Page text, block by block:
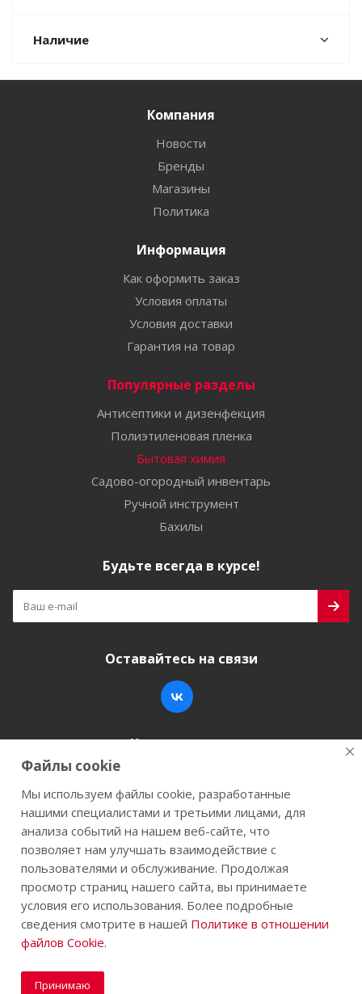
Наличие
Компания
Новости
Бренды
Магазины
Политика
Информация
Как оформить заказ
Условия оплаты
Условия доставки
Гарантия на товар
Популярные разделы
Антисептики и дизенфекция
Полиэтиленовая пленка
Бытовая химия
Садово-огородный инвентарь
Ручной инструмент
Бахилы
Будьте всегда в курсе!
Оставайтесь на связи
Наши контакты
+7 (846) 200-05-15
г. Самара, ул. Заводское шоссе, 17
2026 © Строй-К.рф. Сайт не является публичной
офертой.
Файлы cookie
Мы используем файлы cookie, разработанные
нашими специалистами и третьими лицами, для
анализа событий на нашем веб-сайте, что
позволяет нам улучшать взаимодействие с
пользователями и обслуживание. Продолжая
просмотр страниц нашего сайта, вы принимаете
условия его использования. Более подробные
сведения смотрите в нашей Политике в отношении
файлов Cookie.
Принимаю